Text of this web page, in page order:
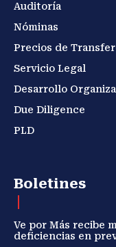
Auditoría
Nóminas
Precios de
Servicio Legal
Desarrollo
Due Diligence
PLD
Boletines
Ve por Más recibe
deficiencias en